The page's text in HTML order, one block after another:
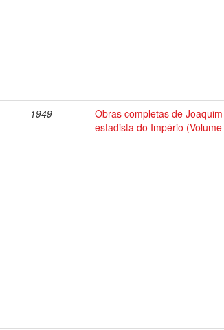
1949
Obras completas de
estadista do Império (Volume